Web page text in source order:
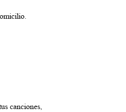
canciones,